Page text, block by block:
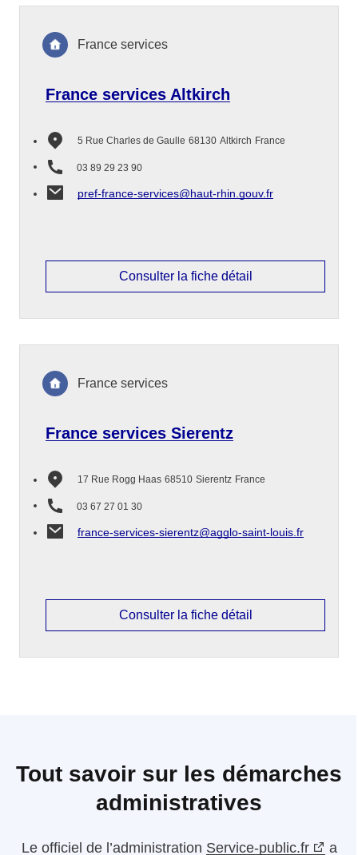
France services Altkirch
5 Rue Charles de Gaulle 68130 Altkirch France
03 89 29 23 90
pref-france-services@haut-rhin.gouv.fr
France services
Consulter la fiche détail
France services Sierentz
17 Rue Rogg Haas 68510 Sierentz France
03 67 27 01 30
france-services-sierentz@agglo-saint-louis.fr
France services
Consulter la fiche détail
Tout savoir sur les démarches
administratives
Le officiel de l’administration Service-public.fr a